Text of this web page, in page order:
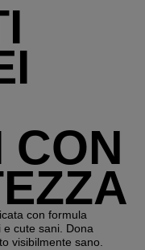
CON
con formula
cute sani. Dona
visibilmente sano.